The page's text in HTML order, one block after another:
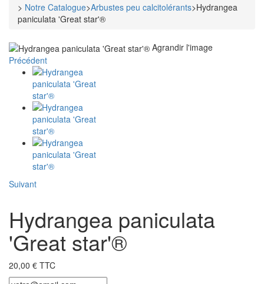
> Notre Catalogue>Arbustes peu calcitolérants>Hydrangea
paniculata 'Great star'®
Agrandir l'image
Précédent
Suivant
Hydrangea paniculata
'Great star'®
20,00 € TTC